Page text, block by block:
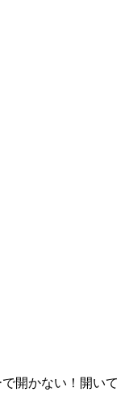
開かない！開いて